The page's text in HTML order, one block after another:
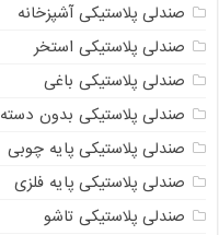
صندلی پلاستیکی آشپزخانه
صندلی پلاستیکی استخر
صندلی پلاستیکی باغی
صندلی پلاستیکی بدون دسته
صندلی پلاستیکی پایه چوبی
صندلی پلاستیکی پایه فلزی
صندلی پلاستیکی تاشو